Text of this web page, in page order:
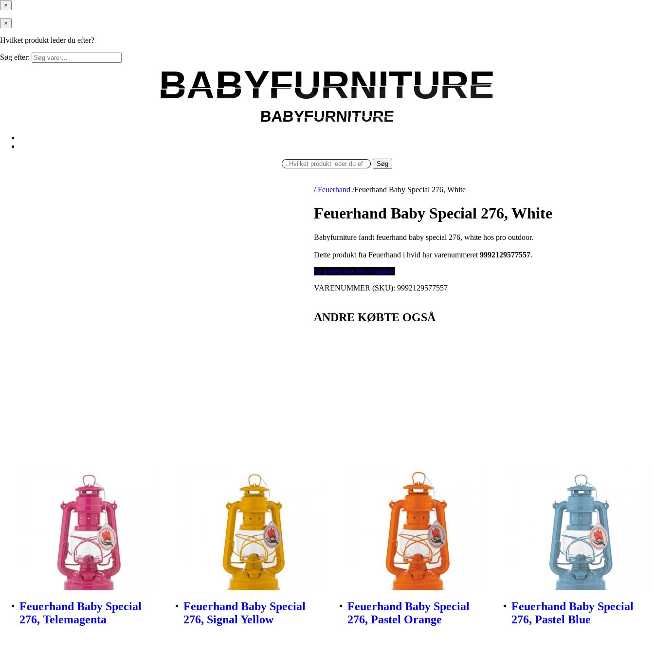
×
×
Hvilket produkt leder du efter?
Søg efter:
BABYFURNITURE
BABYFURNITURE
BABYFURNITURE
BABYFURNITURE
Søg
/ Feuerhand /Feuerhand Baby Special 276, White
Feuerhand Baby Special 276, White
Babyfurniture fandt feuerhand baby special 276, white hos pro outdoor.
Dette produkt fra Feuerhand i hvid har varenummeret9992129577557.
Se prisen hos Pro Outdoor
VARENUMMER (SKU):9992129577557
ANDRE KØBTE OGSÅ
Feuerhand Baby Special
276, Telemagenta
Feuerhand Baby Special
276, Signal Yellow
Feuerhand Baby Special
276, Pastel Orange
Feuerhand Baby Special
276, Pastel Blue